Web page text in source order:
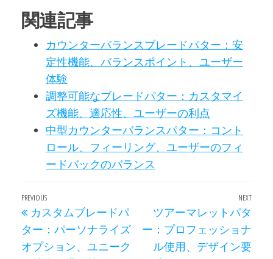
関連記事
カウンターバランスブレードパター：安
定性機能、バランスポイント、ユーザー
体験
調整可能なブレードパター：カスタマイ
ズ機能、適応性、ユーザーの利点
中型カウンターバランスパター：コント
ロール、フィーリング、ユーザーのフィ
ードバックのバランス
Post
navigation
Previous
Post
PREVIOUS
カスタムブレードパ
ター：パーソナライズ
オプション、ユニーク
Next
NEXT
ツアーマレットパタ
ー：プロフェッショナ
ル使用、デザイン要